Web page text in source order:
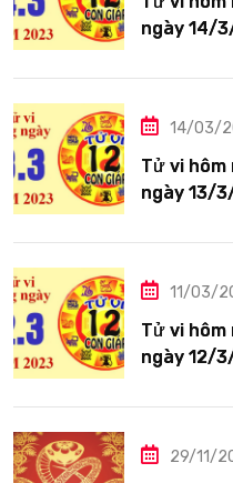
ngày 14/
14/03/
Tử vi hôm
ngày 13/
11/03/
Tử vi hôm
ngày 12/
29/11/